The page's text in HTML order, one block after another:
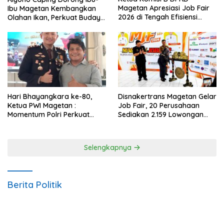
Ibu Magetan Kembangkan
Olahan Ikan, Perkuat Budaya
Magetan Apresiasi Job Fair
2026 di Tengah Efisiensi
Hari Bhayangkara ke-80,
Ketua PWI Magetan :
Momentum Polri Perkuat
Disnakertrans Magetan Gelar
Job Fair, 20 Perusahaan
Sediakan 2.159 Lowongan
Selengkapnya
Berita Politik